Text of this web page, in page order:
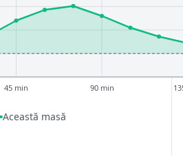
45 min 90 min
Această masă